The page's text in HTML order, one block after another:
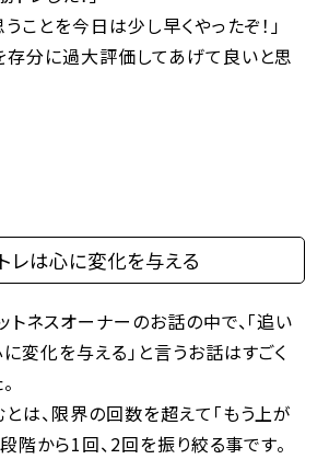
うことを今日は少し早くやったぞ！」
分に過大評価してあげて良いと思
レは心に変化を与える
トネスオーナーのお話の中で、「追い
変化を与える」と言うお話はすごく
は、限界の回数を超えて「もう上が
段階から1回、2回を振り絞る事です。